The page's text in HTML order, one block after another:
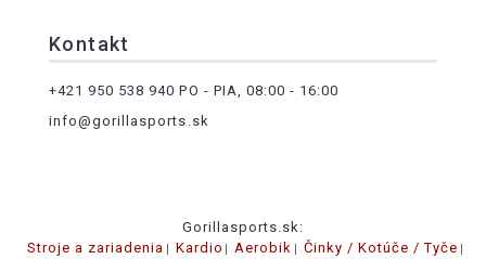
Kontakt
+421 950 538 940 PO - PIA, 08:00 - 16:00
info@gorillasports.sk
Gorillasports.sk:
Stroje a zariadenia
Kardio Aerobik Činky / Kotúče / Tyče